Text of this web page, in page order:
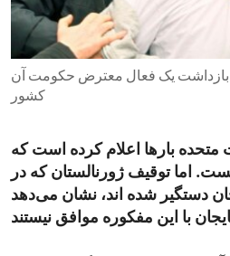
ENVIRONMENT AND HEALTH
IDEALS AND INSTITUTIONS
بازداشت یک فعال معترض حکومت آن
کشور
متحده بار‌ها اعلام کرده است که
اما توقیف ژورنالستان که در
دستگیر شده اند، نشان می‌دهد